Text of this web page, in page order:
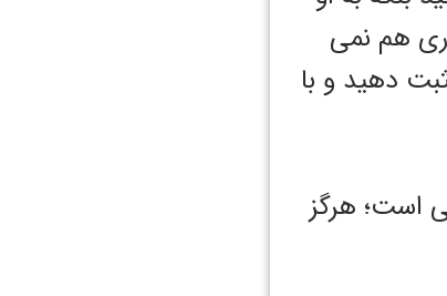
هم نمی
دهید و با
است؛ هرگز